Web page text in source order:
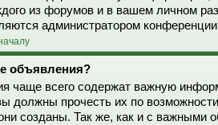
из форумов и в вашем личном
администратором
объявления?
чаще всего содержат важную
должны прочесть их по
созданы. Так же, как и с важными